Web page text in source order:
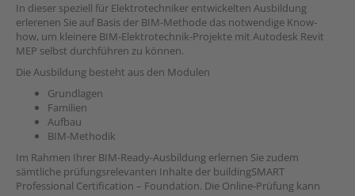
In dieser speziell für Elektrotechniker entwickelten Ausbildung
erlerenen Sie auf Basis der BIM-Methode das notwendige Know-
how, um kleinere BIM-Elektrotechnik-Projekte mit Autodesk Revit
MEP selbst durchführen zu können.
Die Ausbildung besteht aus den Modulen
Grundlagen
Familien
Aufbau
BIM-Methodik
Im Rahmen Ihrer BIM-Ready-Ausbildung erlernen Sie zudem
sämtliche prüfungsrelevanten Inhalte der buildingSMART
Professional Certification – Foundation. Die Online-Prüfung kann